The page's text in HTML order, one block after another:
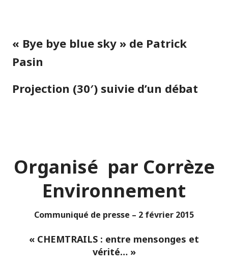
« Bye bye blue sky » de Patrick
Pasin
Projection (30′) suivie d’un débat
Organisé par Corrèze
Environnement
Communiqué de presse – 2 février 2015
« CHEMTRAILS : entre mensonges et
vérité… »